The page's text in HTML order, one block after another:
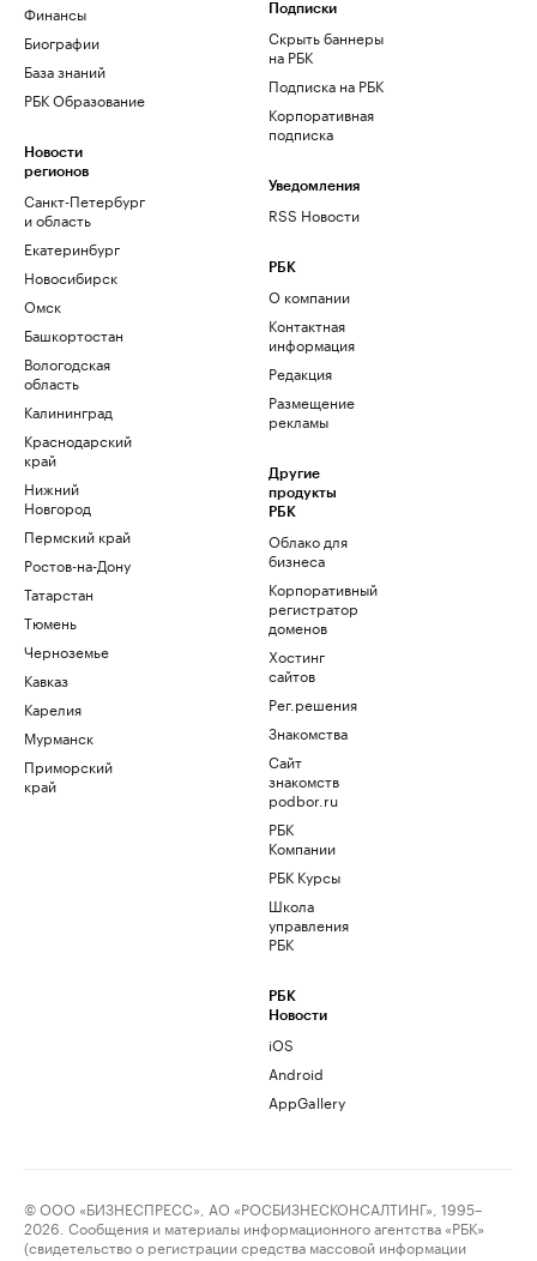
Финансы
Биографии
База знаний
РБК Образование
Новости
регионов
Санкт-Петербург
и область
Екатеринбург
Новосибирск
Омск
Башкортостан
Вологодская
область
Калининград
Краснодарский
край
Нижний
Новгород
Пермский край
Ростов-на-Дону
Татарстан
Тюмень
Черноземье
Кавказ
Карелия
Мурманск
Приморский
край
Подписки
Скрыть баннеры
на РБК
Подписка на РБК
Корпоративная
подписка
Уведомления
RSS Новости
РБК
О компании
Контактная
информация
Редакция
Размещение
рекламы
Другие
продукты
РБК
Облако для
бизнеса
Корпоративный
регистратор
доменов
Хостинг
сайтов
Рег.решения
Знакомства
Сайт
знакомств
podbor.ru
РБК
Компании
РБК Курсы
Школа
управления
РБК
РБК
Новости
iOS
Android
AppGallery
© ООО «БИЗНЕСПРЕСС», АО «РОСБИЗНЕСКОНСАЛТИНГ», 1995–
2026. Сообщения и материалы информационного агентства «РБК»
(свидетельство о регистрации средства массовой информации